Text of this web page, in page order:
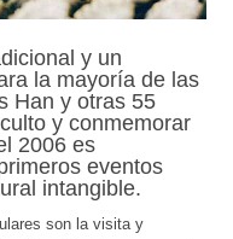
y un
la mayoría de las
Han y otras 55
y conmemorar
2006 es
eventos
intangible.
son la visita y